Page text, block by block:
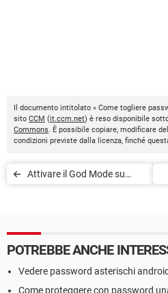
Il documento intitolato « Come togliere
sito CCM (it.ccm.net) è reso disponibile
Commons. È possibile copiare, modificare
condizioni previste dalla licenza, finché
Attivare il God Mode su
POTREBBE ANCHE
Vedere password asterischi android
Come proteggere con password